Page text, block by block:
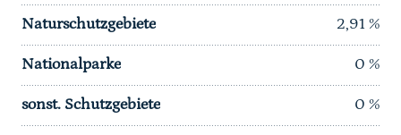
Naturschutzgebiete 2,91 %
Nationalparke 0 %
sonst. Schutzgebiete 0 %